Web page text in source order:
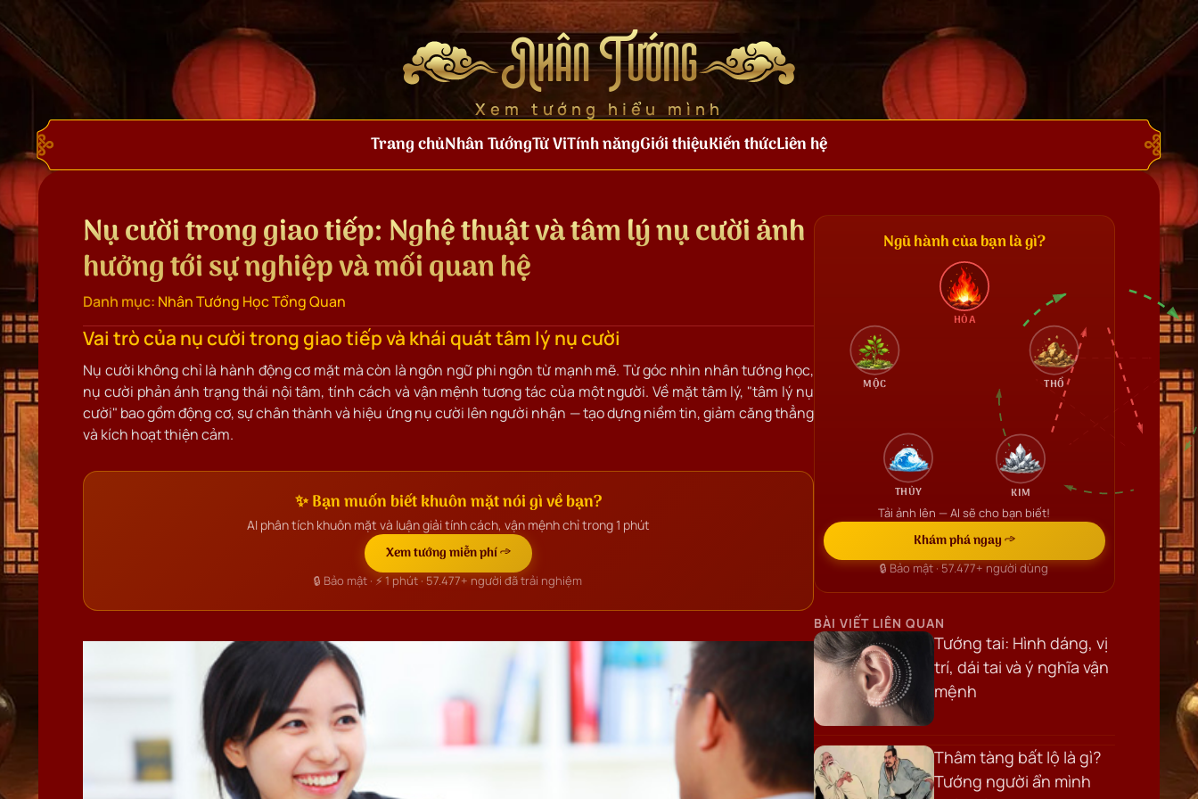
Nhân Tướng
Xem tướng hiểu mình
Trang chủNhân TướngTử ViTính năngGiới thiệuKiến thứcLiên hệ
Nụ cười trong giao tiếp: Nghệ thuật và tâm lý nụ cười ảnh
hưởng tới sự nghiệp và mối quan hệ
Danh mục: Nhân Tướng Học Tổng Quan
Vai trò của nụ cười trong giao tiếp và khái quát tâm lý nụ cười
Nụ cười không chỉ là hành động cơ mặt mà còn là ngôn ngữ phi ngôn từ mạnh mẽ. Từ góc nhìn nhân tướng học,
nụ cười phản ánh trạng thái nội tâm, tính cách và vận mệnh tương tác của một người. Về mặt tâm lý, "tâm lý nụ
cười" bao gồm động cơ, sự chân thành và hiệu ứng nụ cười lên người nhận — tạo dựng niềm tin, giảm căng thẳng
và kích hoạt thiện cảm.
✨ Bạn muốn biết khuôn mặt nói gì về bạn?
AI phân tích khuôn mặt và luận giải tính cách, vận mệnh chỉ trong 1 phút
Xem tướng miễn phí →
🔒 Bảo mật · ⚡ 1 phút · 57.477+ người đã trải nghiệm
Ngũ hành của bạn là gì?
HỎA
THỔ
KIM
THỦY
MỘC
Tải ảnh lên — AI sẽ cho bạn biết!
Khám phá ngay →
🔒 Bảo mật ·57.477+người dùng
BÀI VIẾT LIÊN QUAN
Tướng tai: Hình dáng, vị
trí, dái tai và ý nghĩa vận
mệnh
Thâm tàng bất lộ là gì?
Tướng người ẩn mình